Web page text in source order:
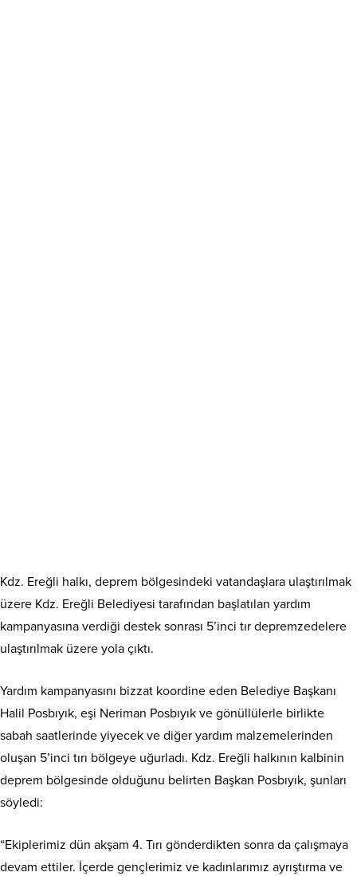
Kdz. Ereğli halkı, deprem bölgesindeki vatandaşlara ulaştırılmak
üzere Kdz. Ereğli Belediyesi tarafından başlatılan yardım
kampanyasına verdiği destek sonrası 5’inci tır depremzedelere
ulaştırılmak üzere yola çıktı.
Yardım kampanyasını bizzat koordine eden Belediye Başkanı
Halil Posbıyık, eşi Neriman Posbıyık ve gönüllülerle birlikte
sabah saatlerinde yiyecek ve diğer yardım malzemelerinden
oluşan 5’inci tırı bölgeye uğurladı. Kdz. Ereğli halkının kalbinin
deprem bölgesinde olduğunu belirten Başkan Posbıyık, şunları
söyledi:
“Ekiplerimiz dün akşam 4. Tırı gönderdikten sonra da çalışmaya
devam ettiler. İçerde gençlerimiz ve kadınlarımız ayrıştırma ve